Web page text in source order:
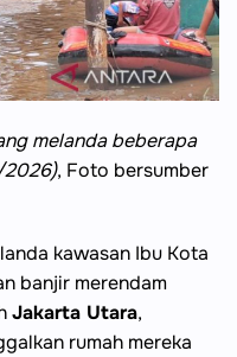
melanda beberapa
2026), Foto bersumber
kawasan Ibu Kota
banjir merendam
Jakarta Utara,
rumah mereka